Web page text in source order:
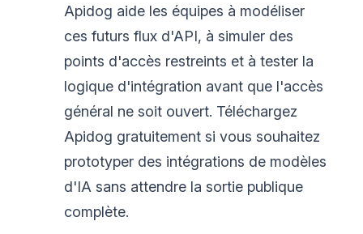
Apidog aide les équipes à modéliser
ces futurs flux d'API, à simuler des
points d'accès restreints et à tester la
logique d'intégration avant que l'accès
général ne soit ouvert. Téléchargez
Apidog gratuitement si vous souhaitez
prototyper des intégrations de modèles
d'IA sans attendre la sortie publique
complète.